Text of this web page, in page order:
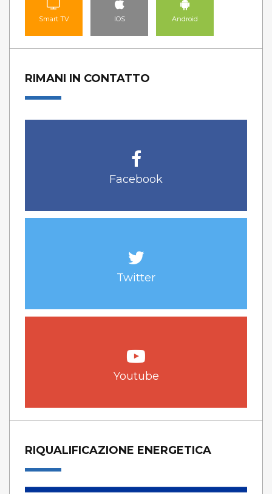
Smart TV IOS Android
RIMANI IN CONTATTO
Facebook
Twitter
Youtube
RIQUALIFICAZIONE ENERGETICA